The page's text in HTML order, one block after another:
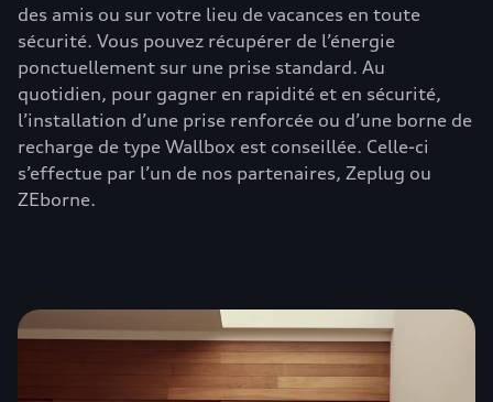
des amis ou sur votre lieu de vacances en toute
sécurité. Vous pouvez récupérer de l’énergie
ponctuellement sur une prise standard. Au
quotidien, pour gagner en rapidité et en sécurité,
l’installation d’une prise renforcée ou d’une borne de
recharge de type Wallbox est conseillée. Celle-ci
s’effectue par l’un de nos partenaires, Zeplug ou
ZEborne.